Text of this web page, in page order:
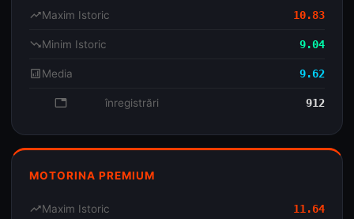
trending_upMaxim Istoric 10.83
trending_downMinim Istoric 9.04
analyticsMedia 9.62
database înregistrări 912
MOTORINA PREMIUM
trending_upMaxim Istoric 11.64